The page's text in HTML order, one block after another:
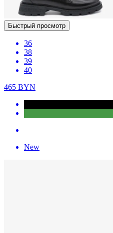
Быстрый просмотр
36
38
39
40
465 BYN
New